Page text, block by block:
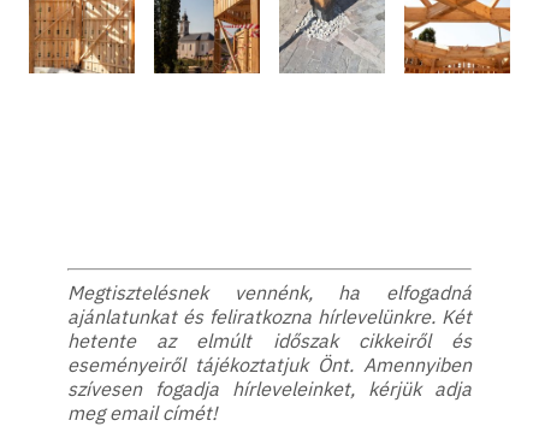
Megtisztelésnek vennénk, ha elfogadná
ajánlatunkat és feliratkozna hírlevelünkre. Két
hetente az elmúlt időszak cikkeiről és
eseményeiről tájékoztatjuk Önt. Amennyiben
szívesen fogadja hírleveleinket, kérjük adja
meg email címét!